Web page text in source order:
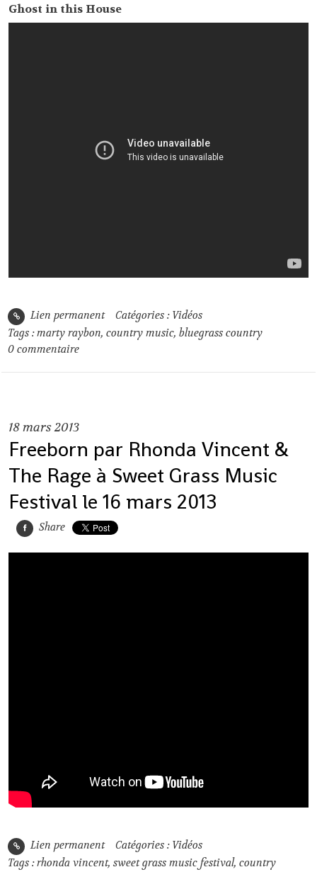
Ghost in this House
Lien permanent Catégories : Vidéos
Tags :marty raybon,country music,bluegrass country
0 commentaire
18mars 2013
Freeborn par Rhonda Vincent &
The Rage à Sweet Grass Music
Festival le 16 mars 2013
Share
Lien permanent Catégories : Vidéos
Tags :rhonda vincent,sweet grass music festival,country